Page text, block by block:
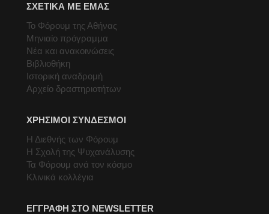
ΣΧΕΤΙΚΑ ΜΕ ΕΜΑΣ
Το Φόρουμ της Αθήνας
Μηνιαίο πρόγραμμα
Νέα και ανακοινώσεις
Βιβλιοθήκη
Ιστορική αναδρομή
Αρχείο δραστηριοτήτων
ΧΡΗΣΙΜΟΙ ΣΥΝΔΕΣΜΟΙ
Η Διεθνής των Φόρουμ
Η Σχολή της Ψυχανάλυσης
Τα Φόρουμ ανά τον κόσμο
Κλινικά κολλέγια
ΕΓΓΡΑΦΗ ΣΤΟ NEWSLETTER